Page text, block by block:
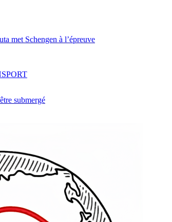
met Schengen à l’épreuve
submergé